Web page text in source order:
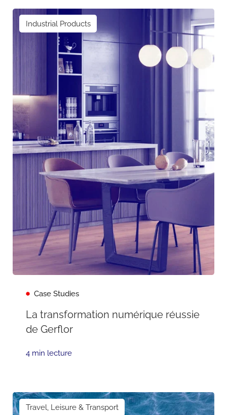
Industrial Products
Case Studies
La transformation numérique réussie
de Gerflor
4 min lecture
Travel, Leisure & Transport